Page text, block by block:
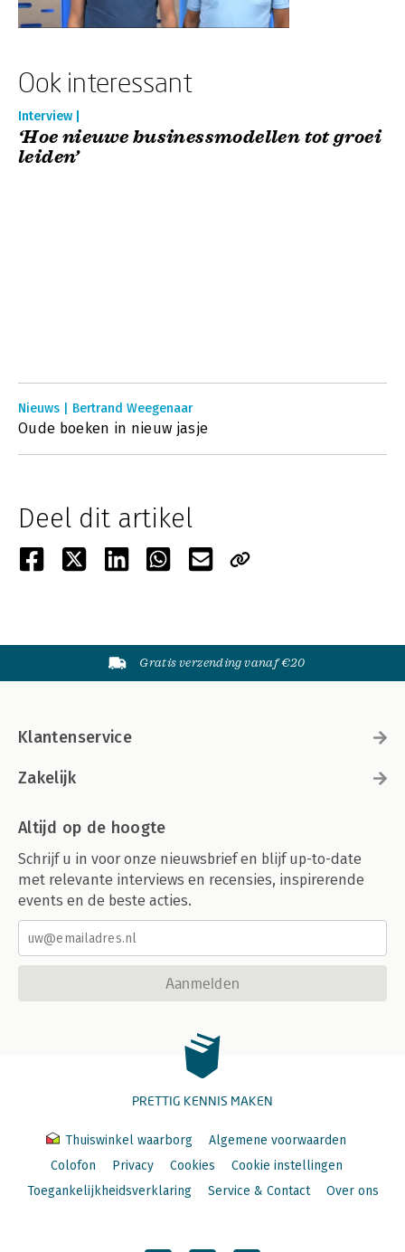
Ook interessant
Interview |
‘Hoe nieuwe businessmodellen tot groei
leiden’
Nieuws | Bertrand Weegenaar
Oude boeken in nieuw jasje
Deel dit artikel
Gratis verzending vanaf €20
Klantenservice
Zakelijk
Altijd op de hoogte
Schrijf u in voor onze nieuwsbrief en blijf up-to-date
met relevante interviews en recensies, inspirerende
events en de beste acties.
Aanmelden
PRETTIG KENNIS MAKEN
Thuiswinkel waarborg
Algemene voorwaarden
Colofon
Privacy Cookies
Cookie instellingen
Toegankelijkheidsverklaring
Service & Contact Over ons